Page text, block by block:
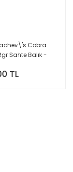
Cobra
Sahte Balık -
TL